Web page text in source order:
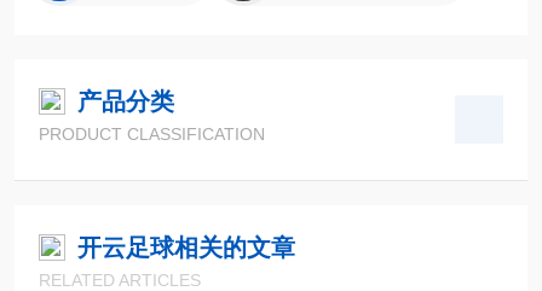
产品分类
PRODUCT CLASSIFICATION
开云足球相关的文章
RELATED ARTICLES